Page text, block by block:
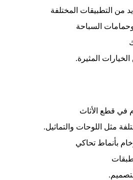
من التطبيقات المختلفة
السباحة
المثيرة.
في قطع الأثاث
مثل اللوحات والتماثيل.
بأنماط تحاكي